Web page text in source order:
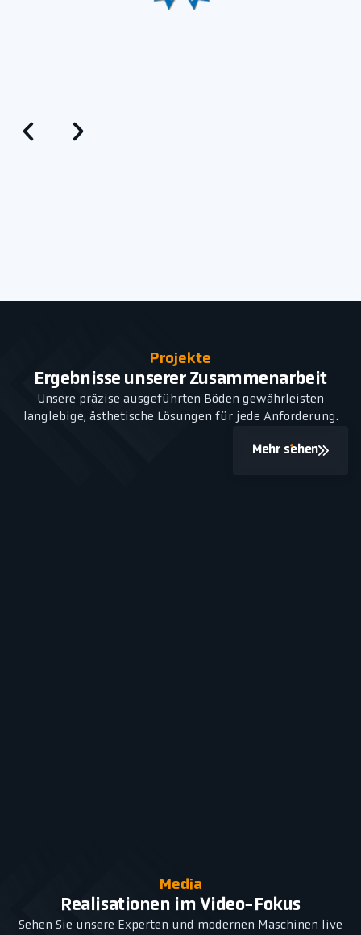
Projekte
Ergebnisse unserer Zusammenarbeit
Unsere präzise ausgeführten Böden gewährleisten
langlebige, ästhetische Lösungen für jede Anforderung.
Mehr sehen
Media
Realisationen im Video-Fokus
Sehen Sie unsere Experten und modernen Maschinen live